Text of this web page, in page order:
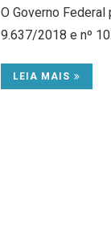
O Governo
9.637/2018 e nº
LEIA MAIS